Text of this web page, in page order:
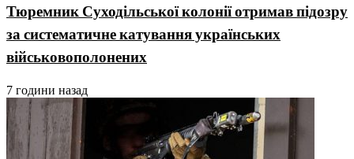
Тюремник Суходільської колонії отримав підозру
за систематичне катування українських
військовополонених
7 години назад